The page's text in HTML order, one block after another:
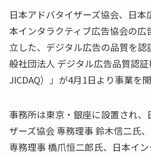
日本アドバタイザーズ協会、日本
本インタラクティブ広告協会の広
立した、デジタル広告の品質を認
般社団法人 デジタル広告品質認証
JICDAQ）」が4月1日より事業を開
事務所は東京・銀座に設置され、
ザーズ協会 専務理事 鈴木信二氏
専務理事 橋爪恒二郎氏、日本イ